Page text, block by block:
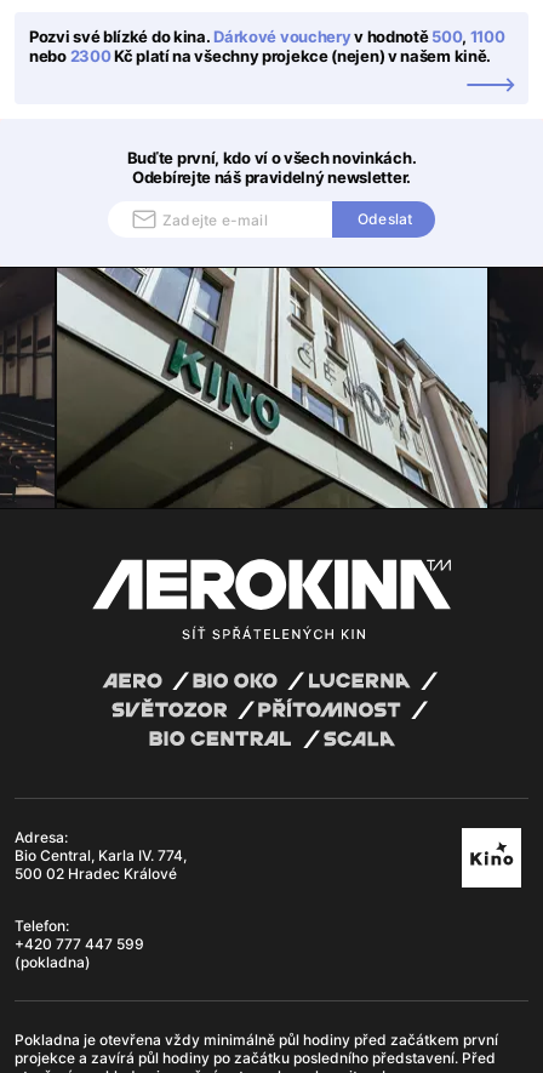
Pozvi své blízké do kina.Dárkové voucheryv hodnotě500, 1100
nebo 2300Kč platí na všechny projekce (nejen) v našem kině.
Buďte první, kdo ví o všech novinkách.
Odebírejte náš pravidelný newsletter.
Odeslat
Adresa:
Bio Central, Karla IV. 774,
500 02 Hradec Králové
Telefon:
+420 777 447 599
(pokladna)
Pokladna je otevřena vždy minimálně půl hodiny před začátkem první
projekce a zavírá půl hodiny po začátku posledního představení. Před